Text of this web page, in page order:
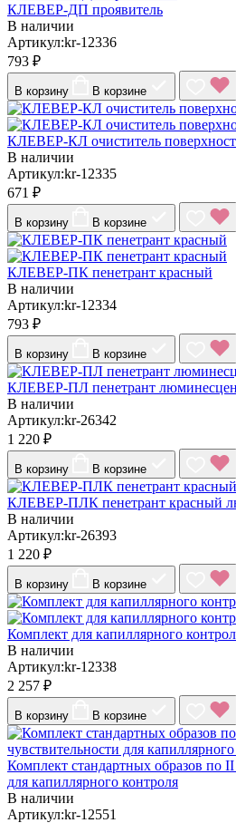
КЛЕВЕР-ДП проявитель
В наличии
Артикул:kr-12336
793 ₽
В корзину В корзине
КЛЕВЕР-КЛ очиститель
В наличии
Артикул:kr-12335
671 ₽
В корзину В корзине
КЛЕВЕР-ПК пенетрант красный
В наличии
Артикул:kr-12334
793 ₽
В корзину В корзине
КЛЕВЕР-ПЛ пенетрант
В наличии
Артикул:kr-26342
1 220 ₽
В корзину В корзине
КЛЕВЕР-ПЛК пенетрант красный
В наличии
Артикул:kr-26393
1 220 ₽
В корзину В корзине
Комплект для капиллярного
В наличии
Артикул:kr-12338
2 257 ₽
В корзину В корзине
Комплект стандартных образов по II
для капиллярного контроля
В наличии
Артикул:kr-12551